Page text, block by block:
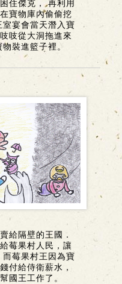
住傑克， 再利用
寶物庫內偷偷挖
宴會當天潛入寶
吱從大洞拖進來
裝進籃子裡。
給隔壁的王國．
莓果村人民，讓
莓果村王因為寶
付給侍衛薪水，
國王工作了。